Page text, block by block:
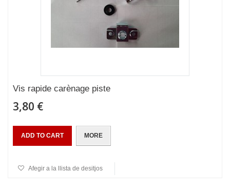
Vis rapide carènage piste
3,80 €
ADD TO CART MORE
Afegir a la llista de desitjos